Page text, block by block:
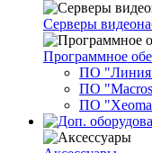
Серверы
Программное
ПО
ПО
ПО